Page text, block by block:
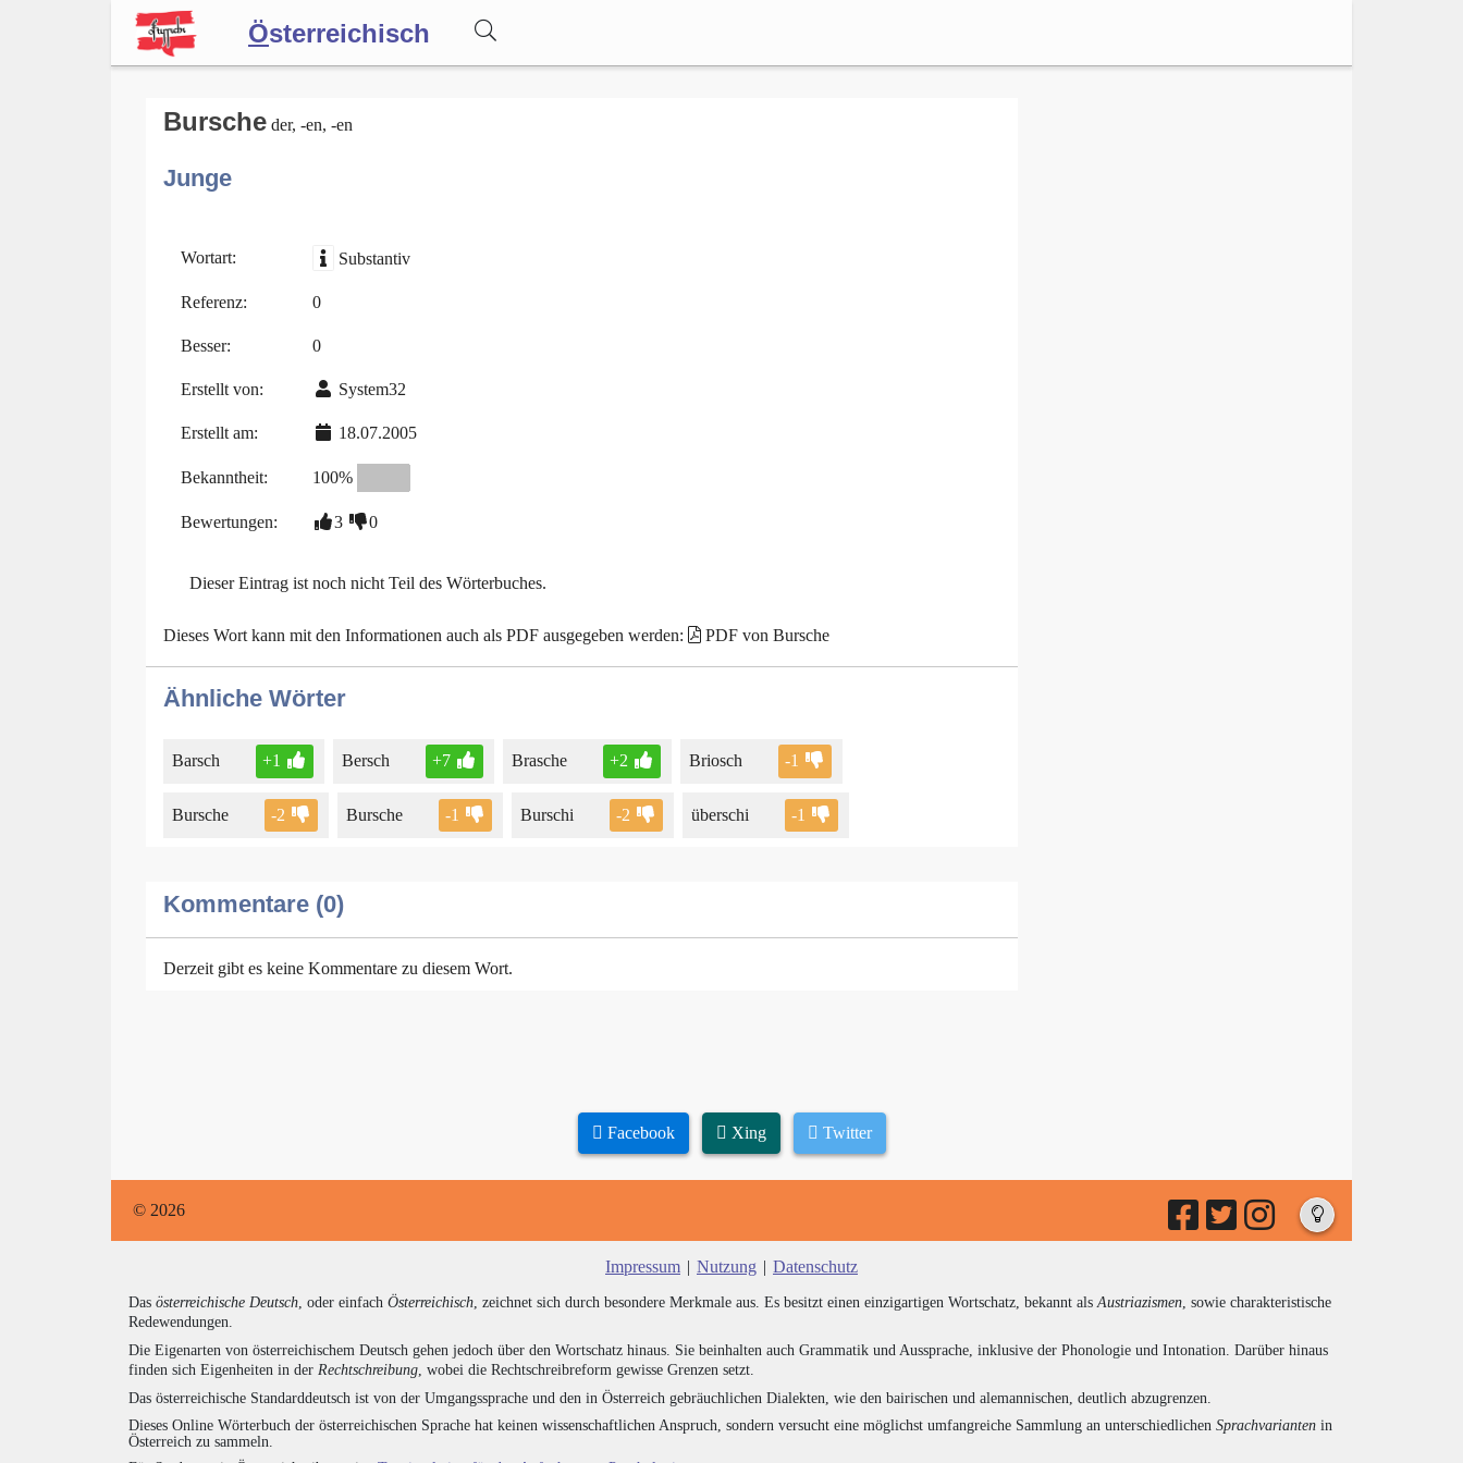
Österreichisch
Forum
Blog
Bursche der, -en, -en
Junge
Wortart: Substantiv
Referenz: 0
Besser: 0
Erstellt von: System32
Erstellt am: 18.07.2005
Bekanntheit: 100%
Bewertungen: 3 0
Dieser Eintrag ist noch nicht Teil des Wörterbuches.
Dieses Wort kann mit den Informationen auch als PDF ausgegeben werden: PDF von Bursche
Ähnliche Wörter
Barsch +1 Bersch +7 Brasche +2 Briosch -1
Bursche -2 Bursche -1 Burschi -2 überschi -1
Kommentare (0)
Derzeit gibt es keine Kommentare zu diesem Wort.
Facebook Xing Twitter
© 2026
Impressum | Nutzung | Datenschutz
Das österreichische Deutsch , oder einfach Österreichisch , zeichnet sich durch besondere Merkmale aus. Es besitzt einen einzigartigen Wortschatz, bekannt als Austriazismen , sowie charakteristische
Redewendungen.
Die Eigenarten von österreichischem Deutsch gehen jedoch über den Wortschatz hinaus. Sie beinhalten auch Grammatik und Aussprache, inklusive der Phonologie und Intonation. Darüber hinaus
finden sich Eigenheiten in der Rechtschreibung , wobei die Rechtschreibreform gewisse Grenzen setzt.
Das österreichische Standarddeutsch ist von der Umgangssprache und den in Österreich gebräuchlichen Dialekten, wie den bairischen und alemannischen, deutlich abzugrenzen.
Dieses Online Wörterbuch der österreichischen Sprache hat keinen wissenschaftlichen Anspruch, sondern versucht eine möglichst umfangreiche Sammlung an unterschiedlichen Sprachvarianten in
Österreich zu sammeln.